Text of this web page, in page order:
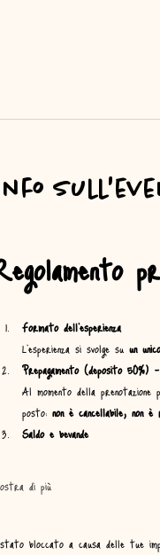
Formato dell’esperienza
L’esperienza si svolge su un
Prepagamento (deposito 50%)
Al momento della prenotazione
posto: non è cancellabile, non
Saldo e bevande
di più
bloccato a causa delle tue